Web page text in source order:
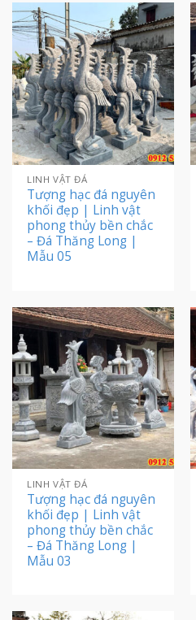
LINH VẬT ĐÁ
Tượng hạc đá nguyên
khối đẹp | Linh vật
phong thủy bền chắc
– Đá Thăng Long |
Mẫu 05
LINH VẬT ĐÁ
Tượng hạc đá nguyên
khối đẹp | Linh vật
phong thủy bền chắc
– Đá Thăng Long |
Mẫu 03